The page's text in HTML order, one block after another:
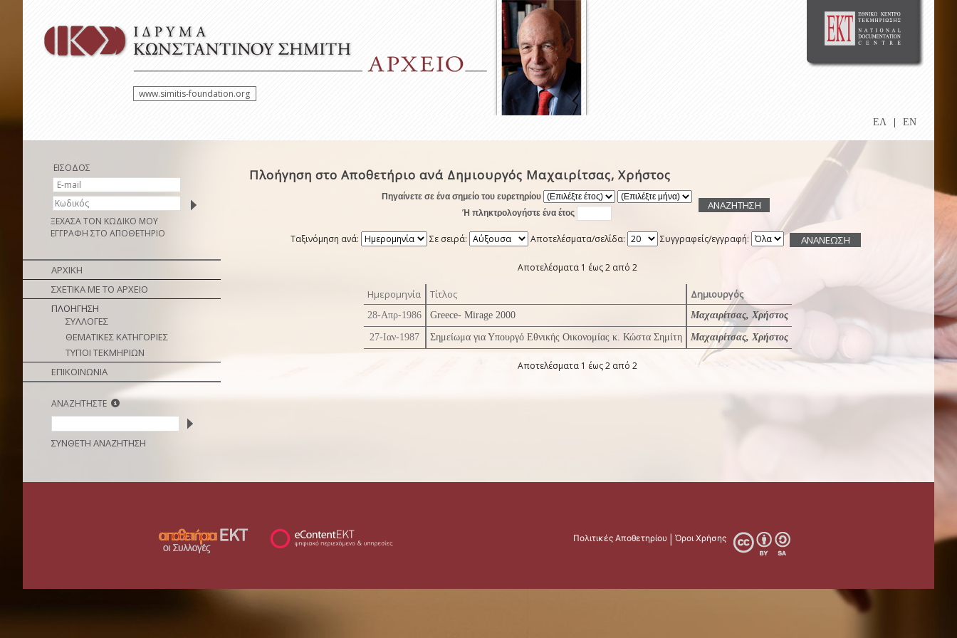
www.simitis-foundation.org
ΕΛ EN
ΕΙΣΟΔΟΣ
ΞΕΧΑΣΑ ΤΟΝ ΚΩΔΙΚΟ ΜΟΥ
ΕΓΓΡΑΦΗ ΣΤΟ ΑΠΟΘΕΤΗΡΙΟ
ΑΡΧΙΚΗ
ΣΧΕΤΙΚΑ ΜΕ ΤΟ ΑΡΧΕΙΟ
ΠΛΟΗΓΗΣΗ
ΣΥΛΛΟΓΕΣ
ΘΕΜΑΤΙΚΕΣ ΚΑΤΗΓΟΡΙΕΣ
ΤΥΠΟΙ ΤΕΚΜΗΡΙΩΝ
ΕΠΙΚΟΙΝΩΝΙΑ
ΑΝΑΖΗΤΗΣΤΕ
ΣΥΝΘΕΤΗ ΑΝΑΖΗΤΗΣΗ
Πλοήγηση στο Αποθετήριο ανά Δημιουργός Μαχαιρίτσας, Χρήστος
Πηγαίνετε σε ένα σημείο του ευρετηρίου
Ή πληκτρολογήστε ένα έτος
Ταξινόμηση ανά: Σε σειρά: Αποτελέσματα/σελίδα: Συγγραφείς/εγγραφή:
Αποτελέσματα 1 έως 2 από 2
Ημερομηνία Τίτλος Δημιουργός
28-Απρ-1986 Greece- Mirage 2000 Μαχαιρίτσας, Χρήστος
27-Ιαν-1987 Σημείωμα για Υπουργό Εθνικής Οικονομίας κ. Κώστα Σημίτη Μαχαιρίτσας, Χρήστος
Αποτελέσματα 1 έως 2 από 2